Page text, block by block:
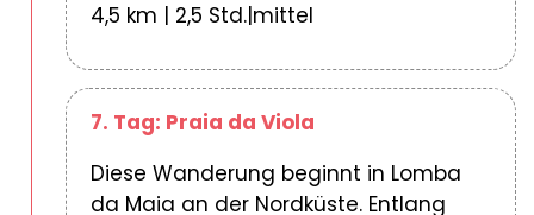
4,5 km | 2,5 Std.|mittel
7. Tag: Praia da Viola
Diese Wanderung beginnt in Lomba
da Maia an der Nordküste. Entlang